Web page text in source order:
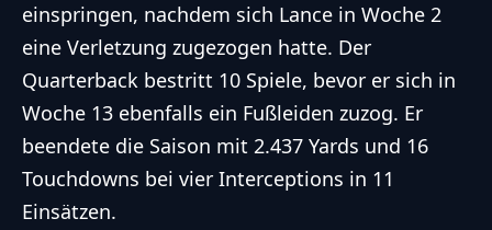
einspringen, nachdem sich Lance in Woche 2
eine Verletzung zugezogen hatte. Der
Quarterback bestritt 10 Spiele, bevor er sich in
Woche 13 ebenfalls ein Fußleiden zuzog. Er
beendete die Saison mit 2.437 Yards und 16
Touchdowns bei vier Interceptions in 11
Einsätzen.